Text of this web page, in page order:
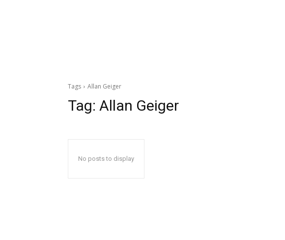
Tags Allan Geiger
Tag: Allan Geiger
No posts to display